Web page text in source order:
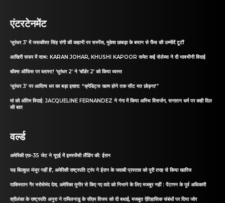
एंटरटेनमेंट
‘धुरंधर 3’ में जसकीरत सिंह रांगी की कहानी पर सस्पेंस, मुकेश छाबड़ा के बयान से फैंस की उम्मीदें टूटीं
आखिरी सफर में साथ: KARAN JOHAR, KHUSHI KAPOOR समेत कई सेलेब्स ने दी भावभीनी विदाई
बॉक्स ऑफिस पर ब्लास्ट! ‘धुरंधर 2’ ने ‘बॉर्डर 2’ को किया ध्वस्त
‘धुरंधर 3’ पर आदित्य धर का बड़ा इशारा: “क्रेडिट्स खत्म होने तक सीट मत छोड़ना!”
मां को अंतिम विदाई: JACQUELINE FERNANDEZ ने गंगा में किया अस्थि विसर्जन, सनातन धर्म पर कही दिल
की बात
वर्ल्ड
अमेरिकी एफ-35 जेट ने यूएई में इमरजेंसी लैंडिंग की: ईरान
यह बिल्कुल मंजूर नहीं है’, अमेरिकी राष्ट्रपति ट्रंप ने ईरान के जवाबी प्रस्ताव को पूरी तरह से किया खारिज
पाकिस्तान गैर भरोसेमंद देश, अमेरिका मुनीर से किए गए वादे को निभाने के लिए मजबूर नहीं : पेंटागन के पूर्व अधिकारी
श्रीलंका के राष्ट्रपति अनुरा ने तमिलनाडु के सीएम विजय को दी बधाई, मजबूत ऐतिहासिक संबंधों पर दिया जोर